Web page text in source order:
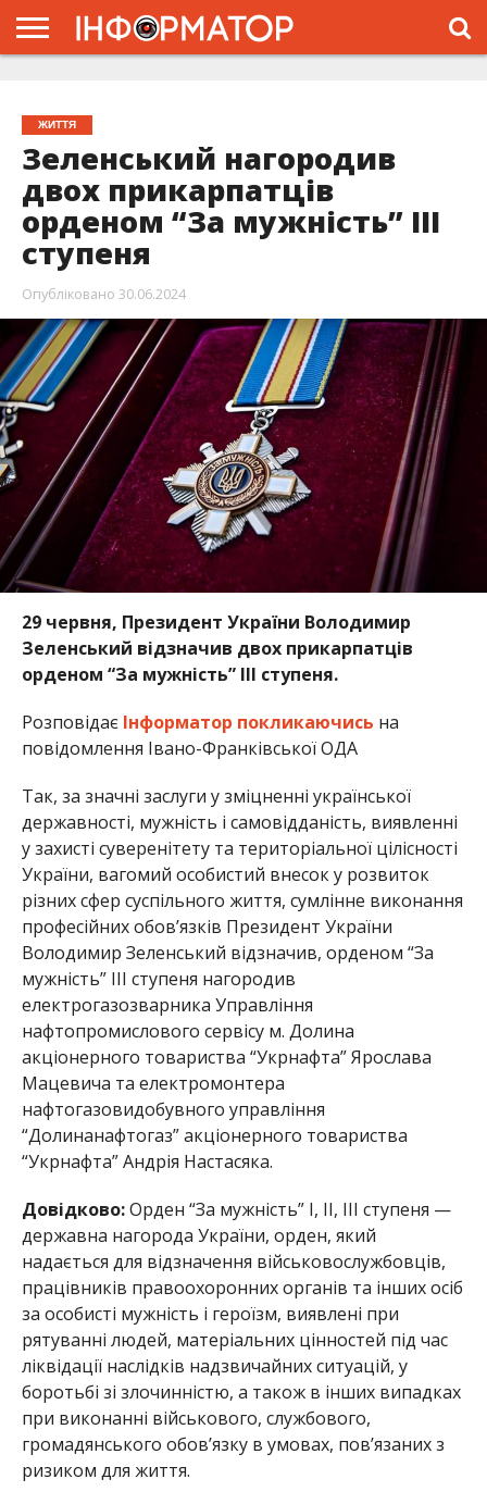
ЖИТТЯ
Зеленський нагородив
двох прикарпатців
орденом “За мужність” ІІІ
ступеня
Опубліковано 30.06.2024
29 червня, Президент України Володимир
Зеленський відзначив двох прикарпатців
орденом “За мужність” ІІІ ступеня.
Розповідає Інформатор покликаючись на
повідомлення Івано-Франківської ОДА
Так, за значні заслуги у зміцненні української
державності, мужність і самовідданість, виявленні
у захисті суверенітету та територіальної цілісності
України, вагомий особистий внесок у розвиток
різних сфер суспільного життя, сумлінне виконання
професійних обов’язків Президент України
Володимир Зеленський відзначив, орденом “За
мужність” ІІІ ступеня нагородив
електрогазозварника Управління
нафтопромислового сервісу м. Долина
акціонерного товариства “Укрнафта” Ярослава
Мацевича та електромонтера
нафтогазовидобувного управління
“Долинанафтогаз” акціонерного товариства
“Укрнафта” Андрія Настасяка.
Довідково:Орден “За мужність” I, II, III ступеня —
державна нагорода України, орден, який
надається для відзначення військовослужбовців,
працівників правоохоронних органів та інших осіб
за особисті мужність і героїзм, виявлені при
рятуванні людей, матеріальних цінностей під час
ліквідації наслідків надзвичайних ситуацій, у
боротьбі зі злочинністю, а також в інших випадках
при виконанні військового, службового,
громадянського обов’язку в умовах, пов’язаних з
ризиком для життя.